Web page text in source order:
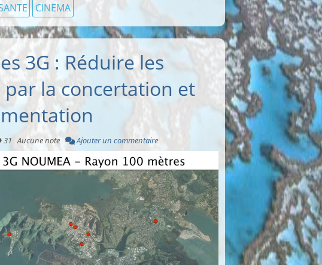
CINEMA
3G : Réduire les
la concertation et
31 Aucune note Ajouter un commentaire